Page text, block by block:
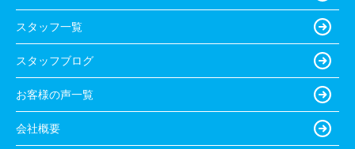
スタッフ一覧
スタッフブログ
お客様の声一覧
会社概要